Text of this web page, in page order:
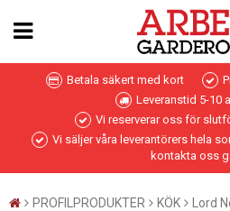
Betala säkert med kort
Leveranstid 5-10
Vi reserverar oss för
Vi säljer våra leverantörers hela
kontakta oss
PROFILPRODUKTER KÖK Lord